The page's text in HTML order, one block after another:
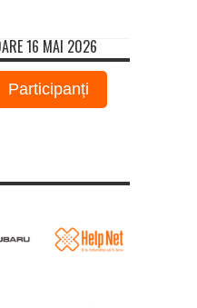
16 MAI 2026
Participanți